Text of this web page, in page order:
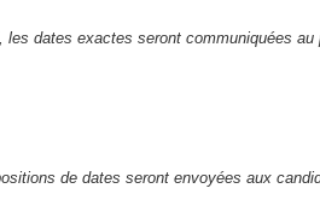
dates exactes seront communiquées au
de dates seront envoyées aux